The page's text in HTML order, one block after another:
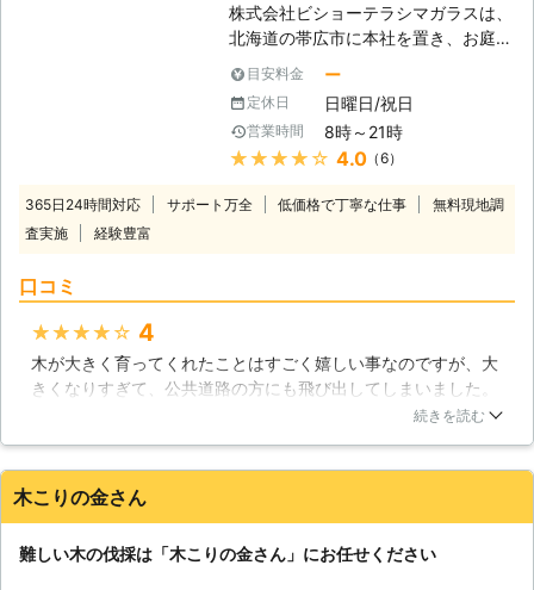
照園におまかせを！】 しかし、大き
くなってしまった木を切り倒すのは素
人では難しいです。もしかしたら家の
方角に倒してしまい、屋根や外壁など
を破損させてしまうかもしれません。
そうさせないためにも私たち株式会社
石照園のような庭作業に慣れた業者に
依頼をした方が良いです。私たちは庭
仕事を主に行っている業者であり、庭
きます。
株式会社ビショーテラシマガラスは、
北海道の帯広市に本社を置き、お庭の
木の伐採作業を行なっている会社で
す。対応可能な地域は十勝郡浦幌町だ
けになっていますが、その分町の魅力
を知りつくした地域密着型の企業なの
です。土曜日でも作業ができるので、
【伐採をしましょう】 人口5,100人ほ
くなり、そのまま放置してしまうとい
う人も少なくないようです。しかしな
がら放置された木は徐々に枯れてい
は浦幌町の気候をよく知っているの
目安料金 ー
定休日 日曜日/祝日
営業時間 8時～21時
★★★★★ 4.0（6）
365日24時間対応 サポート万全 低価格で丁寧な仕事
無料現地調
査実施
経験豊富
口コミ
★★★★★ 4
木が大きく育ってくれたことはすごく嬉しい事なのですが、大
きくなりすぎて、公共道路の方にも飛び出してしまいました。
さすがにこれはまずいと思いビショーテラシマガラスサンに伐
底してもらえましたよ！無事に伐ってもらえるしすごく良い業
者さんでした！
北海道 帯広市 2016年12月22日
続きを読む
木こりの金さん
難しい木の伐採は「木こりの金さん」にお任せください